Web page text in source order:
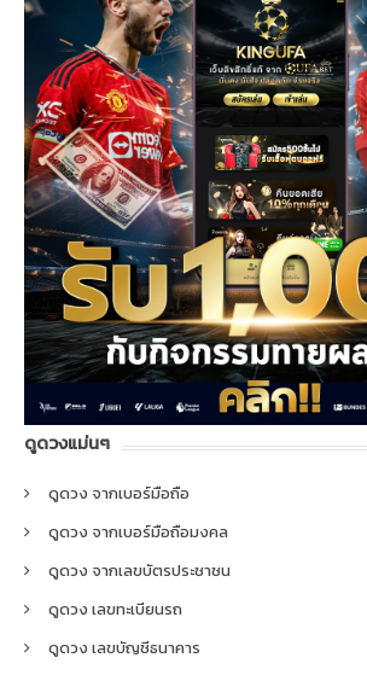
ดูดวงแม่นๆ
ดูดวง จากเบอร์มือถือ
ดูดวง จากเบอร์มือถือมงคล
ดูดวง จากเลขบัตรประชาชน
ดูดวง เลขทะเบียนรถ
ดูดวง เลขบัญชีธนาคาร